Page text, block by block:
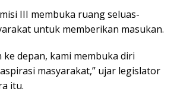
III membuka ruang seluas-
untuk memberikan masukan.
ke depan, kami membuka diri
masyarakat,” ujar legislator
itu.